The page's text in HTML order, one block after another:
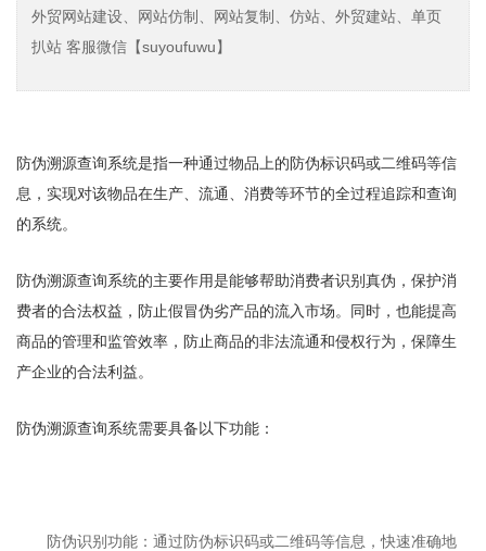
外贸网站建设、网站仿制、网站复制、仿站、外贸建站、单页
扒站 客服微信【suyoufuwu】
防伪溯源查询系统是指一种通过物品上的防伪标识码或二维码等信
息，实现对该物品在生产、流通、消费等环节的全过程追踪和查询
的系统。
防伪溯源查询系统的主要作用是能够帮助消费者识别真伪，保护消
费者的合法权益，防止假冒伪劣产品的流入市场。同时，也能提高
商品的管理和监管效率，防止商品的非法流通和侵权行为，保障生
产企业的合法利益。
防伪溯源查询系统需要具备以下功能：
防伪识别功能：通过防伪标识码或二维码等信息，快速准确地